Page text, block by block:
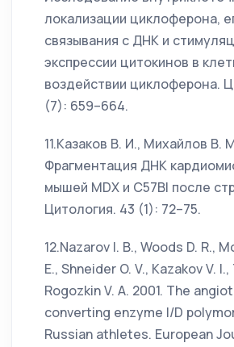
локализации циклоферона,
связывания с ДНК и
экспрессии цитокинов в
воздействии циклоферона.
(7): 659–664.
11.Казаков В. И., Михайлов В.
Фрагментация ДНК
мышей MDX и C57Bl после
Цитология. 43 (1): 72–75.
12.Nazarov I. B., Woods D. R.,
E., Shneider O. V., Kazakov V.
Rogozkin V. A. 2001. The
converting enzyme I/D
Russian athletes. European